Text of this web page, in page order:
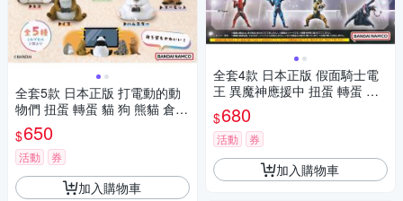
全套5款 日本正版 打電動的動
物們 扭蛋 轉蛋 貓 狗 熊貓 倉鼠
土撥鼠 動物模型 BANDAI 萬代
- 769863
$650
活動 券
加入購物車
全套4款 日本正版 假面騎士電
王 異魔神應援中 扭蛋 轉蛋 電
王 異魔神 桃太洛斯 浦太洛斯
金太洛斯 龍太洛斯 BANDAI 萬
代 - 210494
$680
活動 券
加入購物車